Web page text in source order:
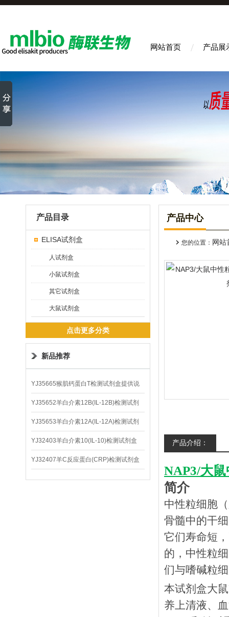
网站首页 产品展
产品目录
ELISA试剂盒
人试剂盒
小鼠试剂盒
其它试剂盒
大鼠试剂盒
点击更多分类
新品推荐
YJ35665猴肌钙蛋白T检测试剂盒提供说
明书
YJ35652羊白介素12B(IL-12B)检测试剂
盒
YJ35653羊白介素12A(IL-12A)检测试剂
盒
YJ32403羊白介素10(IL-10)检测试剂盒
YJ32407羊C反应蛋白(CRP)检测试剂盒
产品中心
您的位置： 网站
产品介绍：
NAP3/大
简介
中性粒细胞
骨髓中的干
它们寿命短
的，中性粒
们与嗜碱粒
本试剂盒大鼠
养上清液、